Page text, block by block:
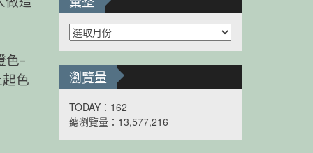
色–
色
彙
整
瀏覽量
TODAY：162
總瀏覽量：13,577,216